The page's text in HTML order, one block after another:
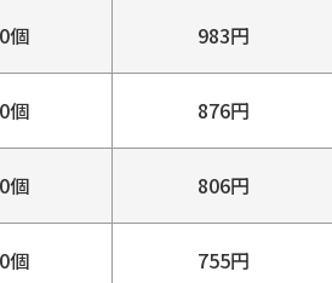
個 983円
個 876円
個 806円
個 755円